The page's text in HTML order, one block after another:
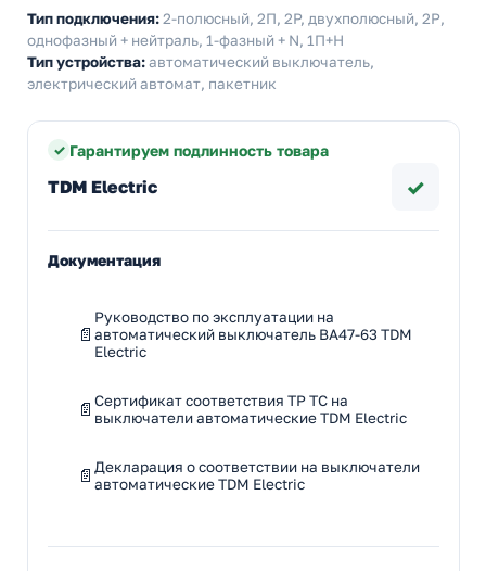
Тип подключения:2-полюсный, 2П, 2P, двухполюсный, 2Р,
однофазный + нейтраль, 1-фазный + N, 1П+Н
Тип устройства:автоматический выключатель,
электрический автомат, пакетник
Гарантируем подлинность товара
TDM Electric ✓
Документация
Руководство по эксплуатации на
автоматический выключатель ВА47-63 TDM
Electric
Сертификат соответствия ТР ТС на
выключатели автоматические TDM Electric
Декларация о соответствии на выключатели
автоматические TDM Electric